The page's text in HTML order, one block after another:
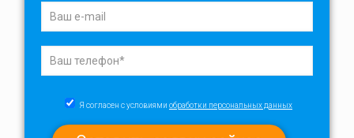
Я согласен с условиями обработки персональных данных